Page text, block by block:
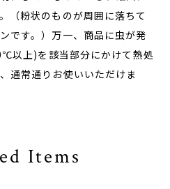
（粉状のものが周囲に落ちて
です。）万一、商品に虫が発
以上)を該当部分にかけて熱処
通常通りお使いいただけま
Items